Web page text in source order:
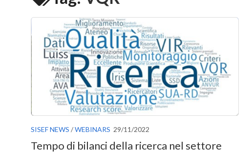
SISEF NEWS /WEBINARS 29/11/2022
Tempo di bilanci della ricerca nel settore